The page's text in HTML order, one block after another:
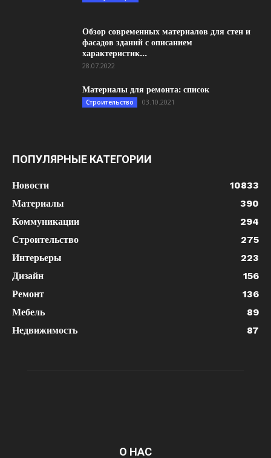
Обзор современных материалов для стен и
фасадов зданий с описанием
характеристик...
28.07.2022
Материалы для ремонта: список
Строительство 03.10.2021
ПОПУЛЯРНЫЕ КАТЕГОРИИ
Новости
10833
Материалы
390
Коммуникации
294
Строительство
275
Интерьеры
223
Дизайн
156
Ремонт
136
Мебель
89
Недвижимость
87
О НАС